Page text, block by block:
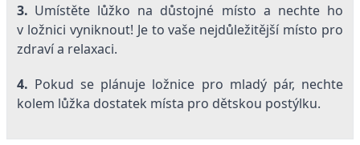
3. Umístěte lůžko na důstojné místo a nechte ho
v ložnici vyniknout! Je to vaše nejdůležitější místo pro
zdraví a relaxaci.
4. Pokud se plánuje ložnice pro mladý pár, nechte
kolem lůžka dostatek místa pro dětskou postýlku.